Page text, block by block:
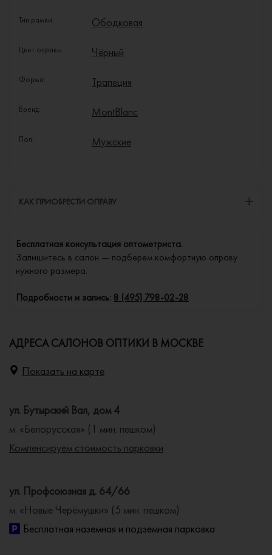
Тип рамки: Ободковая
Цвет оправы: Чёрный
Форма: Трапеция
Бренд: MontBlanc
Пол: Мужские
КАК ПРИОБРЕСТИ ОПРАВУ
Бесплатная консультация оптометриста.
Запишитесь в салон — подберем комфортную оправу
нужного размера.
Подробности и запись: 8 (495) 798-02-28
АДРЕСА САЛОНОВ ОПТИКИ В МОСКВЕ
Показать на карте
ул. Бутырский Вал, дом 4
м. «Белорусская» (1 мин. пешком)
Компенсируем стоимость парковки
ул. Профсоюзная д. 64/66
м. «Новые Черёмушки» (5 мин. пешком)
Бесплатная наземная и подземная парковка